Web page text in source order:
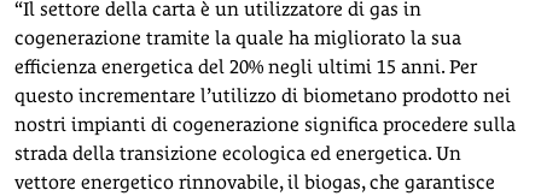
“Il settore della carta è un utilizzatore di gas in
cogenerazione tramite la quale ha migliorato la sua
efficienza energetica del 20% negli ultimi 15 anni. Per
questo incrementare l’utilizzo di biometano prodotto nei
nostri impianti di cogenerazione significa procedere sulla
strada della transizione ecologica ed energetica. Un
vettore energetico rinnovabile, il biogas, che garantisce